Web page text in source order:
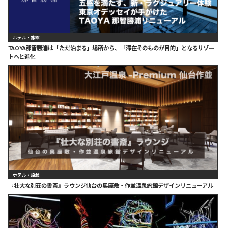
ホテル・旅館
TAOYA那智勝浦は「ただ泊まる」場所から、「滞在そのものが目的」となるリゾー
トへと進化
ホテル・旅館
『壮大な別荘の書斎』ラウンジ仙台の奥座敷・作並温泉旅館デザインリニューアル